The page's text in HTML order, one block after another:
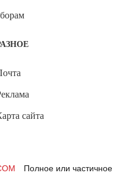
сайта
Полное или частичное